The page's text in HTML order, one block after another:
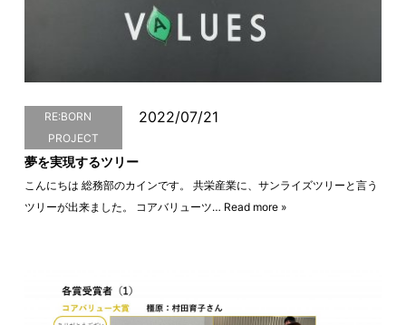
RE:BORN
PROJECT
2022/07/21
夢を実現するツリー
こんにちは 総務部のカインです。 共栄産業に、サンライズツリーと言う
ツリーが出来ました。 コアバリューツ… Read more »